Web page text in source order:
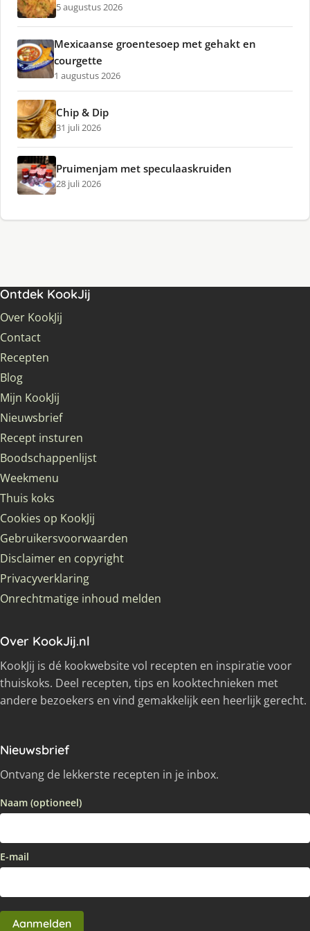
5 augustus 2026
Mexicaanse groentesoep met gehakt en
courgette
1 augustus 2026
Chip & Dip
31 juli 2026
Pruimenjam met speculaaskruiden
28 juli 2026
Ontdek KookJij
Over KookJij
Contact
Recepten
Blog
Mijn KookJij
Nieuwsbrief
Recept insturen
Boodschappenlijst
Weekmenu
Thuis koks
Cookies op KookJij
Gebruikersvoorwaarden
Disclaimer en copyright
Privacyverklaring
Onrechtmatige inhoud melden
Over KookJij.nl
KookJij is dé kookwebsite vol recepten en inspiratie voor
thuiskoks. Deel recepten, tips en kooktechnieken met
andere bezoekers en vind gemakkelijk een heerlijk gerecht.
Nieuwsbrief
Ontvang de lekkerste recepten in je inbox.
Naam (optioneel)
E-mail
Aanmelden